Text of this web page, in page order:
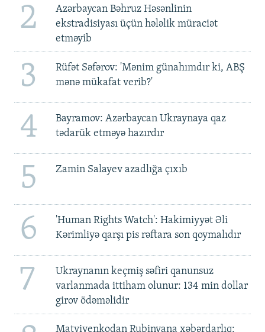
2
Azərbaycan Bəhruz Həsənlinin
ekstradisiyası üçün hələlik müraciət
etməyib
3
Rüfət Səfərov: 'Mənim günahımdır ki, ABŞ
mənə mükafat verib?'
4
Bayramov: Azərbaycan Ukraynaya qaz
tədarük etməyə hazırdır
5 Zamin Salayev azadlığa çıxıb
6
'Human Rights Watch': Hakimiyyət Əli
Kərimliyə qarşı pis rəftara son qoymalıdır
7
Ukraynanın keçmiş səfiri qanunsuz
varlanmada ittiham olunur: 134 min dollar
girov ödəməlidir
Matviyenkodan Rubinyana xəbərdarlıq: